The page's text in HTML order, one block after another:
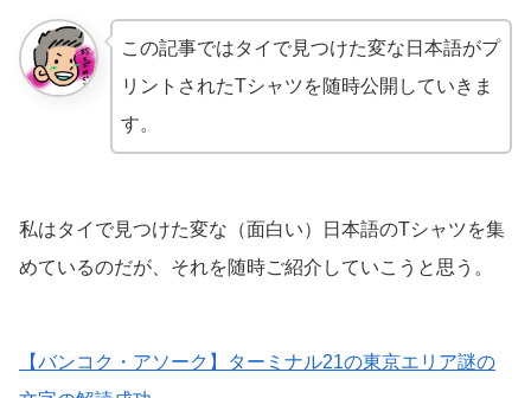
この記事ではタイで見つけた変な日本語がプ
リントされたTシャツを随時公開していきま
す。
私はタイで見つけた変な（面白い）日本語のTシャツを集
めているのだが、それを随時ご紹介していこうと思う。
【バンコク・アソーク】ターミナル21の東京エリア謎の